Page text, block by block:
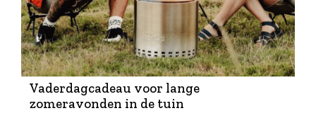
Vaderdagcadeau voor lange
zomeravonden in de tuin